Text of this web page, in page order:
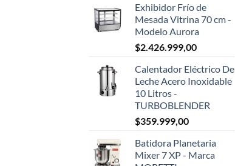
Exhibidor Frío de
Mesada Vitrina 70 cm -
Modelo Aurora
$2.426.999,00
Calentador Eléctrico De
Leche Acero Inoxidable
10 Litros -
TURBOBLENDER
$359.999,00
Batidora Planetaria
Mixer 7 XP - Marca